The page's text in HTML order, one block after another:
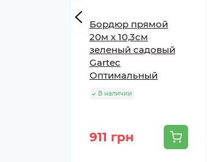
Бордюр прямой
20м х 10,3см
зеленый садовый
Gartec
Оптимальный
В наличии
911 грн